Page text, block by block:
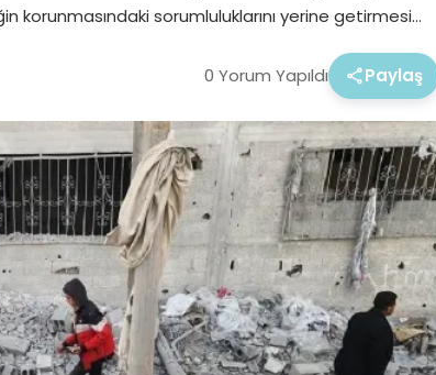
korunmasındaki sorumluluklarını yerine getirmesi…
0 Yorum Yapıldı Paylaş